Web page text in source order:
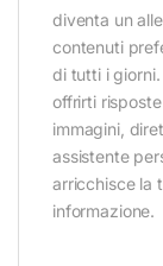
diventa un
contenuti
di tutti i
offrirti
immagini,
assistente
arricchisce la
informazione.